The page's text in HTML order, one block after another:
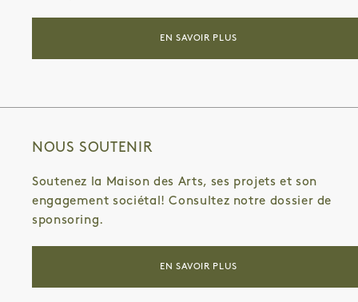
EN SAVOIR PLUS
NOUS SOUTENIR
Soutenez la Maison des Arts, ses projets et son
engagement sociétal! Consultez notre dossier de
sponsoring.
EN SAVOIR PLUS